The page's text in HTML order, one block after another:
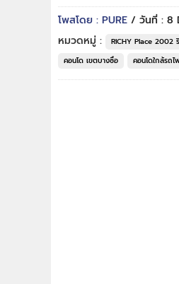
โพสโดย : PURE / วันที่ : 8
หมวดหมู่ :
RICHY Place 2002
คอนโด เขตบางซื่อ
คอนโดใกล้รถไ